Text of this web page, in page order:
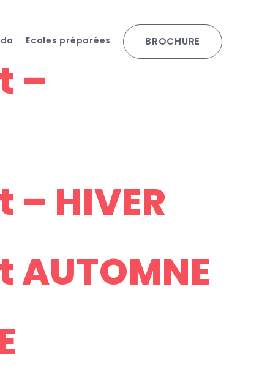
Ecoles préparées BROCHURE
–
HIVER